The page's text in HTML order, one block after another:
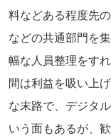
料などある程度先
などの共通部門を
幅な人員整理をす
間は利益を吸い上
な末路で、デジタ
いう面もあるが、